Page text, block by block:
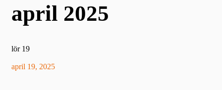
april 2025
lör 19
april 19, 2025